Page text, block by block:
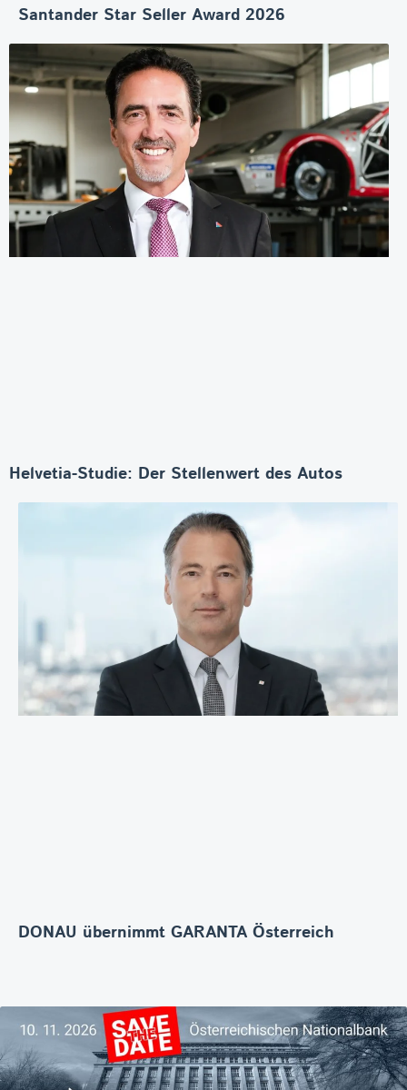
Santander Star Seller Award 2026
Helvetia-Studie: Der Stellenwert des Autos
DONAU übernimmt GARANTA Österreich